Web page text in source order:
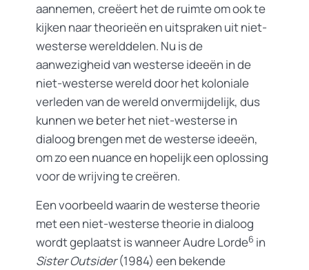
aannemen, creëert het de ruimte om ook te
kijken naar theorieën en uitspraken uit niet-
westerse werelddelen. Nu is de
aanwezigheid van westerse ideeën in de
niet-westerse wereld door het koloniale
verleden van de wereld onvermijdelijk, dus
kunnen we beter het niet-westerse in
dialoog brengen met de westerse ideeën,
om zo een nuance en hopelijk een oplossing
voor de wrijving te creëren.
Een voorbeeld waarin de westerse theorie
met een niet-westerse theorie in dialoog
wordt geplaatst is wanneer Audre Lorde6 in
Sister Outsider(1984) een bekende